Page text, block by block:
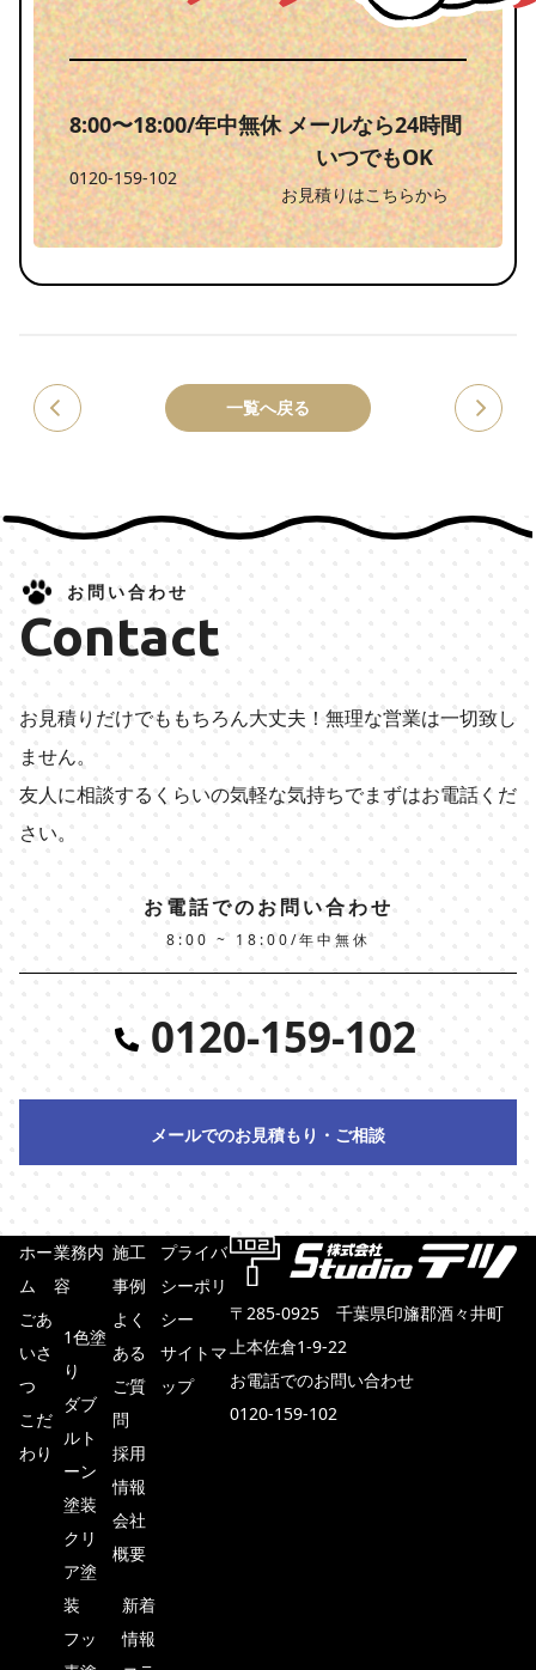
8:00〜18:00/年中無休
0120-159-102
メールなら24時間
いつでもOK
お見積りはこちらから
一覧へ戻る
お問い合わせ
Contact
お見積りだけでももちろん大丈夫！無理な営業は一切致し
ません。
友人に相談するくらいの気軽な気持ちでまずはお電話くだ
さい。
お電話でのお問い合わせ
8:00 ~ 18:00/年中無休
0120-159-102
メールでのお見積もり・ご相談
ホー
ム
ごあ
いさ
つ
こだ
わり
業務内
容
1色塗
り
ダブ
ルト
ーン
塗装
クリ
ア塗
装
フッ
施工
事例
よく
ある
ご質
問
採用
情報
会社
概要
新着
情報
プライバ
シーポリ
シー
サイトマ
ップ
〒285-0925 千葉県印旛郡酒々井町
上本佐倉1-9-22
お電話でのお問い合わせ
0120-159-102